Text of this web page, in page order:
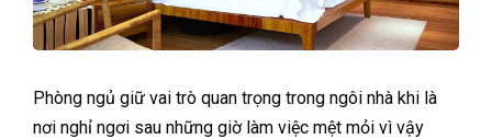
Phòng ngủ giữ vai trò quan trọng trong ngôi nhà khi là
nơi nghỉ ngơi sau những giờ làm việc mệt mỏi vì vậy